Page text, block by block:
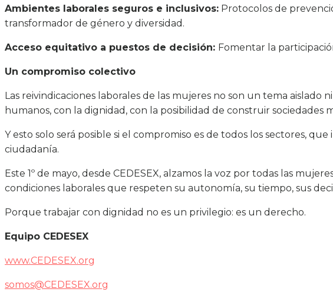
Ambientes laborales seguros e inclusivos: Protocolos de
transformador de género y diversidad.
Acceso equitativo a puestos de decisión: Fomentar la
Un compromiso colectivo
Las reivindicaciones laborales de las mujeres no son un tema
humanos, con la dignidad, con la posibilidad de construir sociedades
Y esto solo será posible si el compromiso es de todos los sectores,
ciudadanía.
Este 1º de mayo, desde CEDESEX, alzamos la voz por todas las
condiciones laborales que respeten su autonomía, su tiempo, sus
Porque trabajar con dignidad no es un privilegio: es un derecho.
Equipo CEDESEX
www.CEDESEX.org
somos@CEDESEX.org